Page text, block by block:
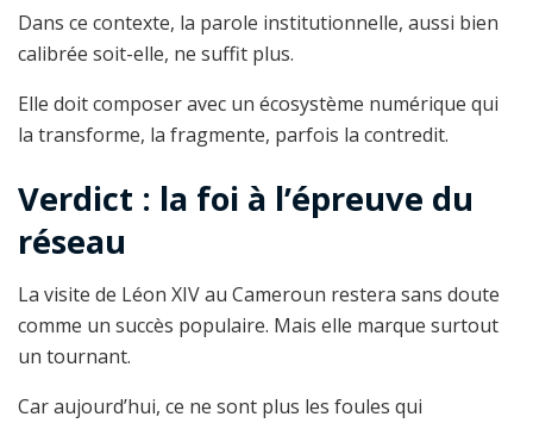
Dans ce contexte, la parole institutionnelle, aussi bien
calibrée soit-elle, ne suffit plus.
Elle doit composer avec un écosystème numérique qui
la transforme, la fragmente, parfois la contredit.
Verdict : la foi à l’épreuve du
réseau
La visite de Léon XIV au Cameroun restera sans doute
comme un succès populaire. Mais elle marque surtout
un tournant.
Car aujourd’hui, ce ne sont plus les foules qui